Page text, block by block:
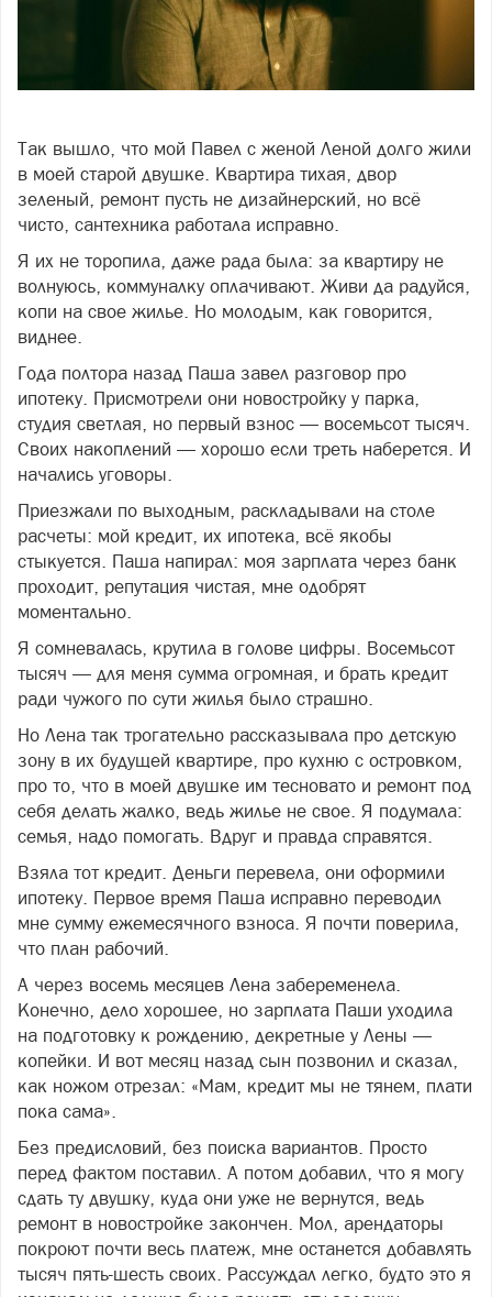
Так вышло, что мой Павел с женой Леной долго жили
в моей старой двушке. Квартира тихая, двор
зеленый, ремонт пусть не дизайнерский, но всё
чисто, сантехника работала исправно.
Я их не торопила, даже рада была: за квартиру не
волнуюсь, коммуналку оплачивают. Живи да радуйся,
копи на свое жилье. Но молодым, как говорится,
виднее.
Года полтора назад Паша завел разговор про
ипотеку. Присмотрели они новостройку у парка,
студия светлая, но первый взнос — восемьсот тысяч.
Своих накоплений — хорошо если треть наберется. И
начались уговоры.
Приезжали по выходным, раскладывали на столе
расчеты: мой кредит, их ипотека, всё якобы
стыкуется. Паша напирал: моя зарплата через банк
проходит, репутация чистая, мне одобрят
моментально.
Я сомневалась, крутила в голове цифры. Восемьсот
тысяч — для меня сумма огромная, и брать кредит
ради чужого по сути жилья было страшно.
Но Лена так трогательно рассказывала про детскую
зону в их будущей квартире, про кухню с островком,
про то, что в моей двушке им тесновато и ремонт под
себя делать жалко, ведь жилье не свое. Я подумала:
семья, надо помогать. Вдруг и правда справятся.
Взяла тот кредит. Деньги перевела, они оформили
ипотеку. Первое время Паша исправно переводил
мне сумму ежемесячного взноса. Я почти поверила,
что план рабочий.
А через восемь месяцев Лена забеременела.
Конечно, дело хорошее, но зарплата Паши уходила
на подготовку к рождению, декретные у Лены —
копейки. И вот месяц назад сын позвонил и сказал,
как ножом отрезал: «Мам, кредит мы не тянем, плати
пока сама».
Без предисловий, без поиска вариантов. Просто
перед фактом поставил. А потом добавил, что я могу
сдать ту двушку, куда они уже не вернутся, ведь
ремонт в новостройке закончен. Мол, арендаторы
покроют почти весь платеж, мне останется добавлять
тысяч пять-шесть своих. Рассуждал легко, будто это я